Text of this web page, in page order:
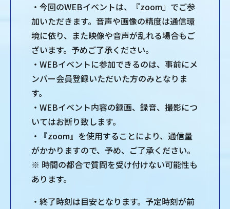
・今回のWEBイベントは、『zoom』でご参
加いただきます。音声や画像の精度は通信環
境に依り、また映像や音声が乱れる場合もご
ざいます。予めご了承ください。
・WEBイベントに参加できるのは、事前にメ
ンバー会員登録いただいた方のみとなりま
す。
・WEBイベント内容の録画、録音、撮影につ
いてはお断り致します。
・『zoom』を使用することにより、通信量
がかかりますので、予め、ご了承ください。
※ 時間の都合で質問を受け付けない可能性も
あります。
・終了時刻は目安となります。予定時刻が前